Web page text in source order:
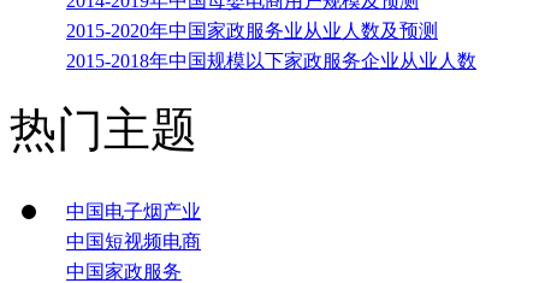
2015-2020年中国家政服务业从业人数及预测
2015-2018年中国规模以下家政服务企业从业人数
热门主题
中国电子烟产业
中国短视频电商
中国家政服务